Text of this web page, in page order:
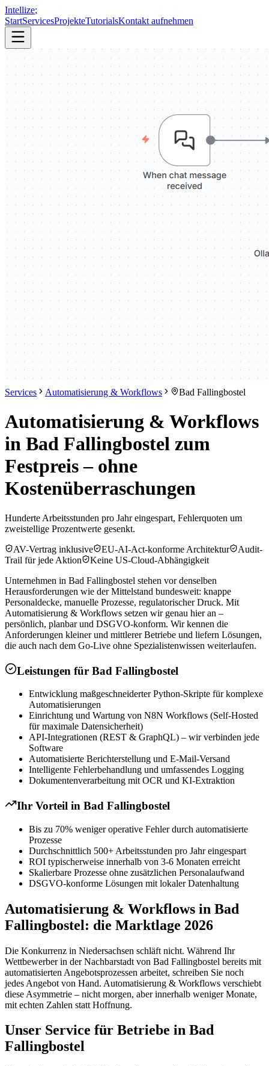
Intellize;
StartServicesProjekteTutorialsKontakt aufnehmen
Services Automatisierung & Workflows Bad Fallingbostel
Automatisierung & Workflows
in Bad Fallingbostel zum
Festpreis – ohne
Kostenüberraschungen
Hunderte Arbeitsstunden pro Jahr eingespart, Fehlerquoten um
zweistellige Prozentwerte gesenkt.
AV-Vertrag inklusive
EU-AI-Act-konforme Architektur
Audit-
Trail für jede Aktion
Keine US-Cloud-Abhängigkeit
Unternehmen in Bad Fallingbostel stehen vor denselben
Herausforderungen wie der Mittelstand bundesweit: knappe
Personaldecke, manuelle Prozesse, regulatorischer Druck. Mit
Automatisierung & Workflows setzen wir genau hier an –
persönlich, planbar und DSGVO-konform. Wir kennen die
Anforderungen kleiner und mittlerer Betriebe und liefern Lösungen,
die auch nach dem Go-Live ohne Spezialistenwissen weiterlaufen.
Leistungen für Bad Fallingbostel
Entwicklung maßgeschneiderter Python-Skripte für komplexe
Automatisierungen
Einrichtung und Wartung von N8N Workflows (Self-Hosted
für maximale Datensicherheit)
API-Integrationen (REST & GraphQL) – wir verbinden jede
Software
Automatisierte Berichterstellung und E-Mail-Versand
Intelligente Fehlerbehandlung und umfassendes Logging
Dokumentenverarbeitung mit OCR und KI-Extraktion
Ihr Vorteil in Bad Fallingbostel
Bis zu 70% weniger operative Fehler durch automatisierte
Prozesse
Durchschnittlich 500+ Arbeitsstunden pro Jahr eingespart
ROI typischerweise innerhalb von 3-6 Monaten erreicht
Skalierbare Prozesse ohne zusätzlichen Personalaufwand
DSGVO-konforme Lösungen mit lokaler Datenhaltung
Automatisierung & Workflows in Bad
Fallingbostel: die Marktlage 2026
Die Konkurrenz in Niedersachsen schläft nicht. Während Ihr
Wettbewerber in der Nachbarstadt von Bad Fallingbostel bereits mit
automatisierten Angebotsprozessen arbeitet, schreiben Sie noch
jedes Angebot von Hand. Automatisierung & Workflows verschiebt
diese Asymmetrie – nicht morgen, aber innerhalb weniger Monate,
mit echten Zahlen statt Hoffnung.
Unser Service für Betriebe in Bad
Fallingbostel